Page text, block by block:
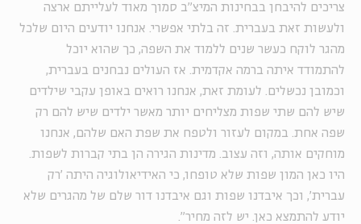
צריכים להיבחן בבחינות המיצ"ב סמוך מאוד לעלייתם ארצה
ולעשות זאת בעברית. זה בלתי אפשרי. אנחנו יודעים היום שלכל
מהגר לוקח כעשר שנים ללמוד את השפה, כך שהוא יוכל
להתמודד איתה ברמה אקדמית. אז העולים נבחנים בעברית,
וכמובן נכשלים. לעומת זאת, אנחנו רואים באופן עקבי שילדים
שיש להם שתי שפות מצליחים יותר מאשר ילדים שיש להם רק
שפה אחת. במקום לעזור ולטפח את שפת האם שלהם, אנחנו
מוחקים אותה, וזה עצוב. מדינות הגירה הן בתי קברות לשפות.
היו כאן המון שפות שלא טופחו, כי האידיאולוגיה היתה 'רק
עברית', וכך איבדנו שפות וגם איבדנו דור שלם של מהגרים שלא
יודע להתמצא כאן. יש לזה מחיר".